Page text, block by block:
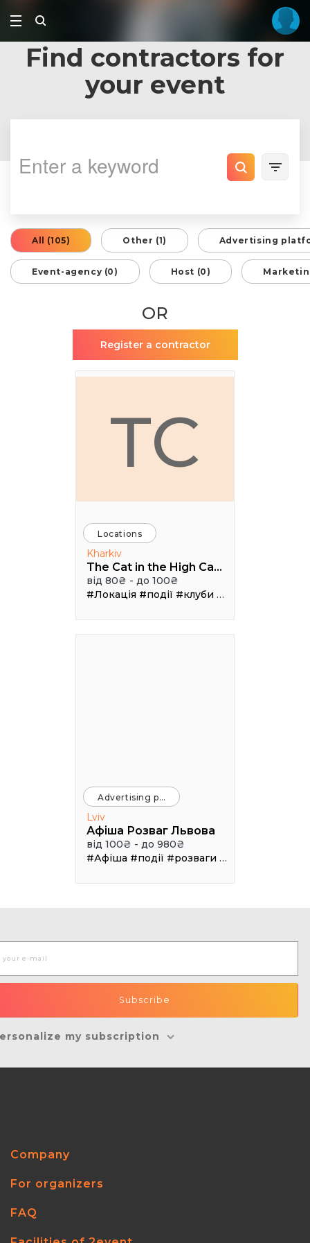
Find contractors for
your event
All (105) Other (1) Advertising
Event-agency (0) Host (0)
OR
Register a contractor
TC
Locations
Kharkiv
The Cat in the High Castle
від 80₴ - до 100₴
#Локація #події #клуби #Зал
Advertising platforms
Lviv
Афіша Розваг Львова
від 100₴ - до 980₴
#Афіша #події #розваги #клуби
my subscription
Company
For organizers
FAQ